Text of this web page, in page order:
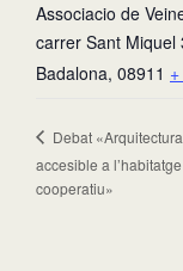
Associacio de
carrer Sant Miquel
Badalona, 08911
Debat
accesible a l’habitatge
cooperatiu»